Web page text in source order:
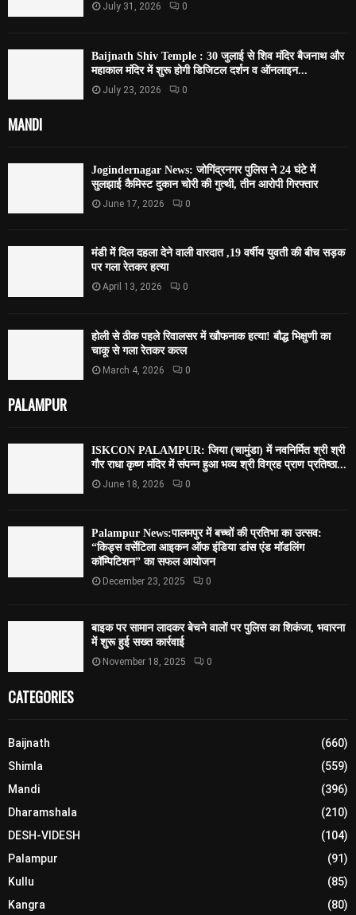
July 31, 2026 0
Baijnath Shiv Temple : 30 जुलाई से शिव मंदिर बैजनाथ और
महाकाल मंदिर में शुरू होगी डिजिटल दर्शन व ऑनलाइन...
July 23, 2026 0
MANDI
Jogindernagar News: जोगिंद्रनगर पुलिस ने 24 घंटे में
सुलझाई कैमिस्ट दुकान चोरी की गुत्थी, तीन आरोपी गिरफ्तार
June 17, 2026 0
मंडी में दिल दहला देने वाली वारदात ,19 वर्षीय युवती की बीच सड़क
पर गला रेतकर हत्या
April 13, 2026 0
होली से ठीक पहले रिवालसर में खौफनाक हत्या! बौद्ध भिक्षुणी का
चाकू से गला रेतकर कत्ल
March 4, 2026 0
PALAMPUR
ISKCON PALAMPUR: जिया (चामुंडा) में नवनिर्मित श्री श्री
गौर राधा कृष्ण मंदिर में संपन्न हुआ भव्य श्री विग्रह प्राण प्रतिष्ठा...
June 18, 2026 0
Palampur News:पालमपुर में बच्चों की प्रतिभा का उत्सव:
“किड्स वर्सेटिला आइकन ऑफ इंडिया डांस एंड मॉडलिंग
कॉम्पिटिशन” का सफल आयोजन
December 23, 2025 0
बाइक पर सामान लादकर बेचने वालों पर पुलिस का शिकंजा, भवारना
में शुरू हुई सख्त कार्रवाई
November 18, 2025 0
CATEGORIES
Baijnath
(660)
Shimla
(559)
Mandi
(396)
Dharamshala
(210)
DESH-VIDESH
(104)
Palampur
(91)
Kullu
(85)
Kangra
(80)